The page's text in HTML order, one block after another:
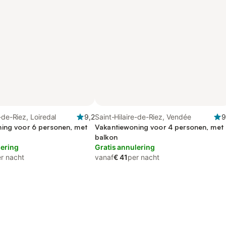
Riez, Loiredal
9,2
voor 6 personen, met
nacht
Saint-Hilaire-de-Riez, Vendée
Vakantiewoning voor 4 personen, met
balkon
Gratis annulering
vanaf€ 41per nacht